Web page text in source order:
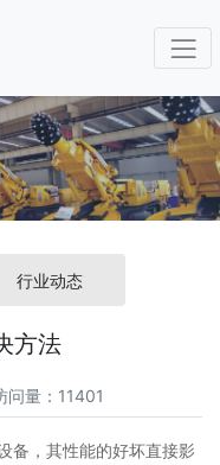
行业动态
方法
量：11401
备，其性能的好坏直接影